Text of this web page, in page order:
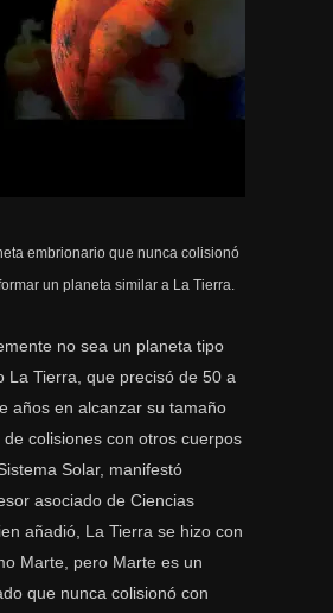
embrionario que nunca colisionó
un planeta similar a La Tierra.
no sea un planeta tipo
La Tierra, que precisó de 50 a
años en alcanzar su tamaño
colisiones con otros cuerpos
Solar, manifestó
asociado de Ciencias
añadió, La Tierra se hizo con
Marte, pero Marte es un
que nunca colisionó con